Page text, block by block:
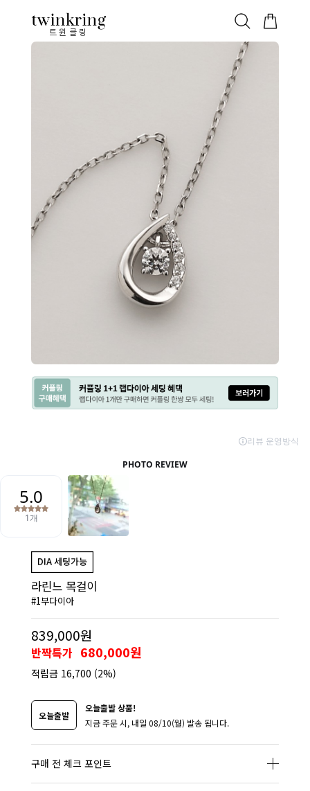
트윈클링
ALL 베스트 안쪽막음 웨딩/다이아 가드링/반지
라린느 목걸이
#1부다이아
839,000원
반짝특가 680,000원
적립금 16,700 (2%)
오늘출발
오늘출발 상품!
지금 주문 시, 내일 08/10(월) 발송 됩니다.
구매 전 체크 포인트